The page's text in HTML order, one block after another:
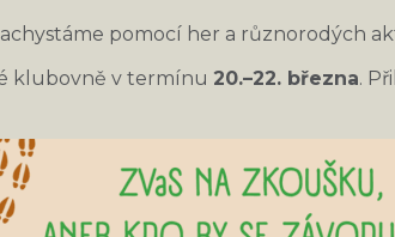
pomocí her a různorodých
klubovně v termínu 20.–22. března.